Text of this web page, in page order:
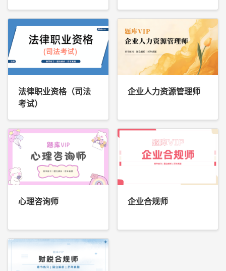
法律职业资格（司法
考试）
企业人力资源管理师
心理咨询师 企业合规师